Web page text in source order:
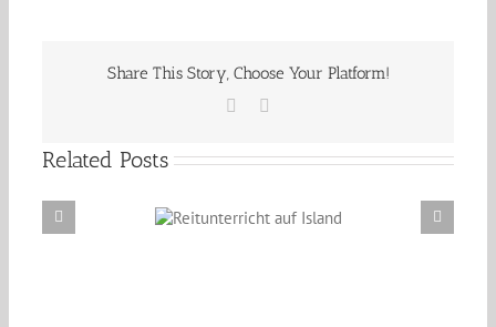
Share This Story, Choose Your Platform!
Facebook
Related Posts
auf
Erzählabende mit Eve Barmettler und Ewald